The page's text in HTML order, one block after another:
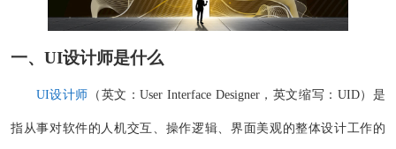
一、 UI设计师是什么
UI设计师 （英文：User Interface Designer，英文缩写：UID）是
指从事对软件的人机交互、操作逻辑、界面美观的整体设计工作的